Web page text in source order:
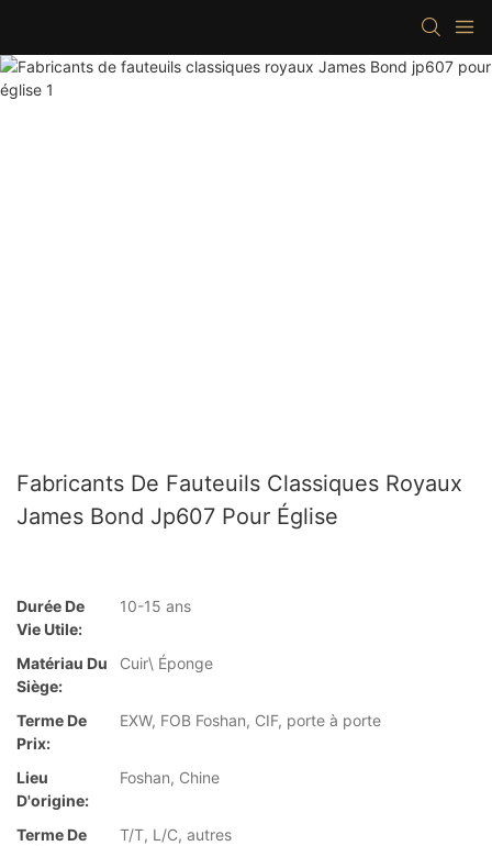
Fabricants De Fauteuils Classiques Royaux
James Bond Jp607 Pour Église
Durée De
Vie Utile:
10-15 ans
Matériau Du
Siège:
Cuir\ Éponge
Terme De
Prix:
EXW, FOB Foshan, CIF, porte à porte
Lieu
D'origine:
Foshan, Chine
Terme De
T/T, L/C, autres